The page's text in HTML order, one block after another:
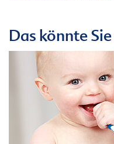
Das könnte